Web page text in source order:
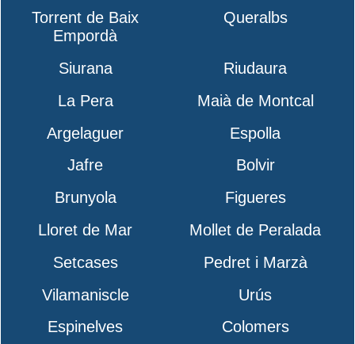
Torrent de Baix
Empordà
Queralbs
Siurana
Riudaura
La Pera
Maià de Montcal
Argelaguer
Espolla
Jafre
Bolvir
Brunyola
Figueres
Lloret de Mar
Mollet de Peralada
Setcases
Pedret i Marzà
Vilamaniscle
Urús
Espinelves
Colomers